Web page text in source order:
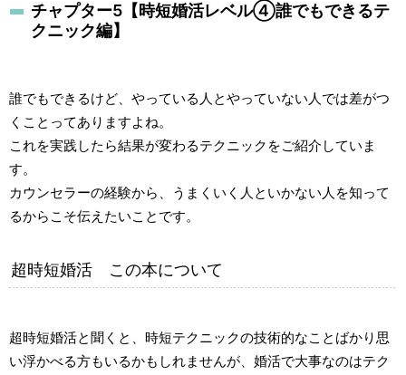
チャプター5【時短婚活レベル④誰でもできるテ
クニック編】
誰でもできるけど、やっている人とやっていない人では差がつ
くことってありますよね。
これを実践したら結果が変わるテクニックをご紹介していま
す。
カウンセラーの経験から、うまくいく人といかない人を知って
るからこそ伝えたいことです。
超時短婚活 この本について
超時短婚活と聞くと、時短テクニックの技術的なことばかり思
い浮かべる方もいるかもしれませんが、婚活で大事なのはテク